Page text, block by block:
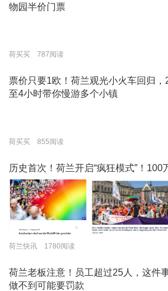
物园半价门票
荷买买 787阅读
票价只要1欧！荷兰观光小火车回归，
至4小时带你慢游多个小镇
荷买买 855阅读
历史首次！荷兰开启“疯狂模式”！
荷兰快讯 1780阅读
荷兰老板注意！员工超过25人，这件
做不到可能要罚款